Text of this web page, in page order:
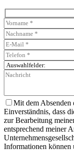
Mit dem Absenden
Einverständnis, dass
zur Bearbeitung
entsprechend meiner
Informationen können